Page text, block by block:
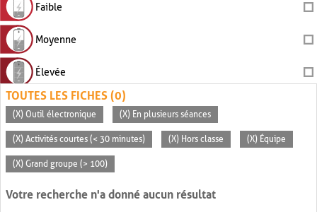
Faible
Moyenne
Élevée
TOUTES LES FICHES (0)
(X) Outil électronique (X) En plusieurs séances
(X) Activités courtes (< 30 minutes) (X) Hors classe (X) Équipe
(X) Grand groupe (> 100)
Votre recherche n'a donné aucun résultat